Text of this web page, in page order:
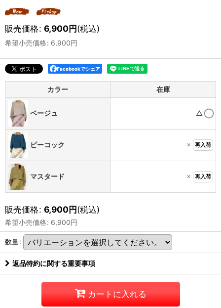
販売価格: 6,900円(税込)
希望小売価格: 6,900円
Facebookでシェア
カラー 在庫
ベージュ △
ピーコック × 再入荷
マスタード × 再入荷
販売価格: 6,900円(税込)
希望小売価格: 6,900円
数量:
返品特約に関する重要事項
カートに入れる